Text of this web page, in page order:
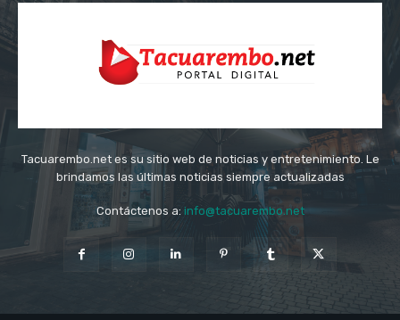
Tacuarembo.net es su sitio web de noticias y entretenimiento. Le
brindamos las últimas noticias siempre actualizadas
Contáctenos a: info@tacuarembo.net